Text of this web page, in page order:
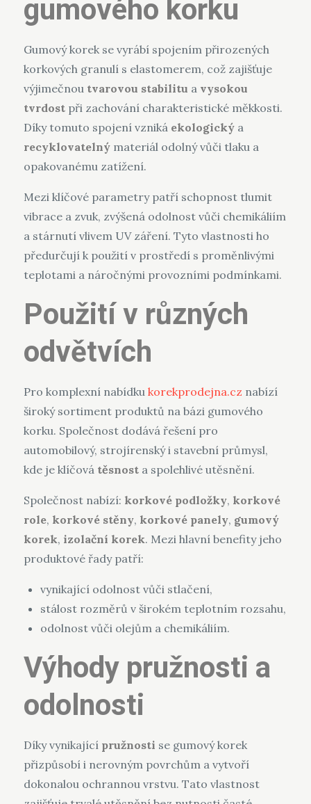
gumového korku
Gumový korek se vyrábí spojením přirozených
korkových granulí s elastomerem, což zajišťuje
výjimečnou tvarovou stabilitu a vysokou
tvrdostpři zachování charakteristické měkkosti.
Díky tomuto spojení vzniká ekologickýa
recyklovatelnýmateriál odolný vůči tlaku a
opakovanému zatížení.
Mezi klíčové parametry patří schopnost tlumit
vibrace a zvuk, zvýšená odolnost vůči chemikáliím
a stárnutí vlivem UV záření. Tyto vlastnosti ho
předurčují k použití v prostředí s proměnlivými
teplotami a náročnými provozními podmínkami.
Použití v různých
odvětvích
Pro komplexní nabídku korekprodejna.cz nabízí
široký sortiment produktů na bázi gumového
korku. Společnost dodává řešení pro
automobilový, strojírenský i stavební průmysl,
kde je klíčová těsnosta spolehlivé utěsnění.
Společnost nabízí: korkové podložky, korkové
role, korkové stěny, korkové panely, gumový
korek, izolační korek. Mezi hlavní benefity jeho
produktové řady patří:
vynikající odolnost vůči stlačení,
stálost rozměrů v širokém teplotním rozsahu,
odolnost vůči olejům a chemikáliím.
Výhody pružnosti a
odolnosti
Díky vynikající pružnosti se gumový korek
přizpůsobí i nerovným povrchům a vytvoří
dokonalou ochrannou vrstvu. Tato vlastnost